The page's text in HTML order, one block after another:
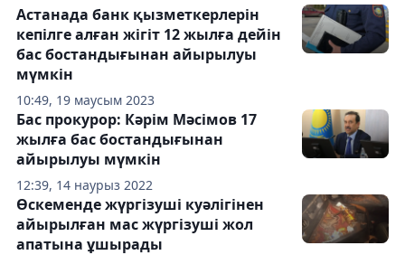
10:49, 19 маусым 2023
Астанада банк қызметкерлерін
кепілге алған жігіт 12 жылға дейін
бас бостандығынан айырылуы
мүмкін
12:39, 14 наурыз 2022
Бас прокурор: Кәрім Мәсімов 17
жылға бас бостандығынан
айырылуы мүмкін
Өскеменде жүргізуші куәлігінен
айырылған мас жүргізуші жол
апатына ұшырады